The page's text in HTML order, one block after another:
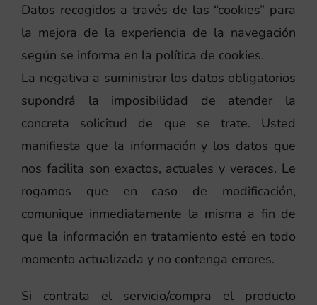
Datos recogidos a través de las “cookies” para
la mejora de la experiencia de la navegación
según se informa en la política de cookies.
La negativa a suministrar los datos obligatorios
supondrá la imposibilidad de atender la
concreta solicitud de que se trate. Usted
manifiesta que la información y los datos que
nos facilita son exactos, actuales y veraces. Le
rogamos que en caso de modificación,
comunique inmediatamente la misma a fin de
que la información en tratamiento esté en todo
momento actualizada y no contenga errores.
Si contrata el servicio/compra el producto